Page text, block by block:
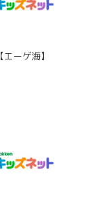
ーゲ海】